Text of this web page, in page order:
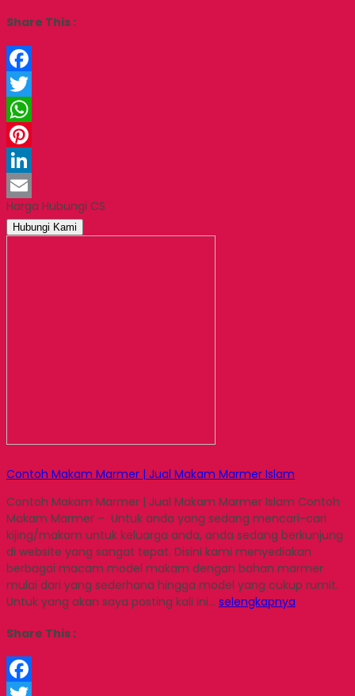
Share This :
Facebook
Twitter
WhatsApp
Pinterest
LinkedIn
Email
Harga Hubungi CS
Hubungi Kami
Contoh Makam Marmer | Jual Makam Marmer Islam
Contoh Makam Marmer | Jual Makam Marmer Islam Contoh
Makam Marmer – Untuk anda yang sedang mencari-cari
kijing/makam untuk keluarga anda, anda sedang berkunjung
di website yang sangat tepat. Disini kami menyediakan
berbagai macam model makam dengan bahan marmer
mulai dari yang sederhana hingga model yang cukup rumit.
Untuk yang akan saya posting kali ini… selengkapnya
Share This :